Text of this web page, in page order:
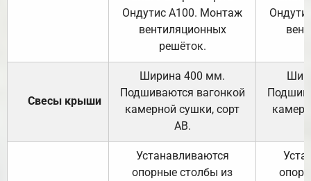
Ондутис А100. Монтаж
вентиляционных
решёток.
Свесы крыши
Ширина 400 мм.
Подшиваются вагонкой
камерной сушки, сорт
АВ.
Устанавливаются
опорные столбы из